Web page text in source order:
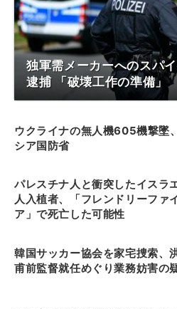
独軍需メーカーへのスパ
逮捕 「破壊工作の準備」
ウクライナの無人機605機撃墜
シア国防省
パレスチナ人と衝突したイスラ
人入植者、「フレンドリーファ
ア」で死亡した可能性
韓国サッカー協会を家宅捜索、
甫前監督就任めぐり業務妨害の